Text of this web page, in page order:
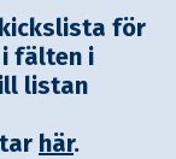
för
fälten i
listan
här.